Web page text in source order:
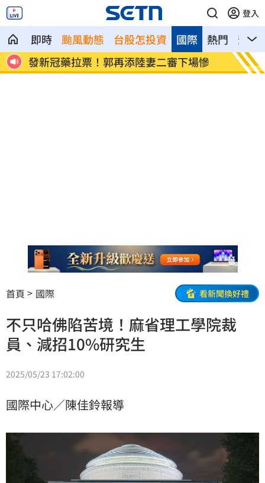
登入
即時 颱風動態 台股怎投資 熱門 影音
國際
聲
發新冠藥拉票！郭再添陸妻二審下場慘
父親
盾
首頁 國際 看新聞換好禮
不只哈佛陷苦境！麻省理工學院裁
員、減招10%研究生
2025/05/23 17:02:00
國際中心／陳佳鈴報導